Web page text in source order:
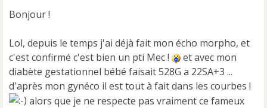
a
e
n
o
n
l
u
Bonjour !
Lol, depuis le temps j'ai déjà fait mon écho morpho, et
c'est confirmé c'est bien un pti Mec !
et avec mon
diabète gestationnel bébé faisait 528G a 22SA+3 ...
d'après mon gynéco il est tout à fait dans les courbes !
alors que je ne respecte pas vraiment ce fameux